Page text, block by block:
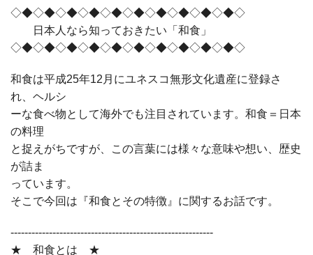
◇◆◇◆◇◆◇◆◇◆◇◆◇◆◇◆◇◆◇◆◇
日本人なら知っておきたい「和食」
◇◆◇◆◇◆◇◆◇◆◇◆◇◆◇◆◇◆◇◆◇
和食は平成25年12月にユネスコ無形文化遺産に登録さ
れ、ヘルシ
ーな食べ物として海外でも注目されています。和食＝日本
の料理
と捉えがちですが、この言葉には様々な意味や想い、歴史
が詰ま
っています。
そこで今回は『和食とその特徴』に関するお話です。
----------------------------------------------------------
★ 和食とは ★